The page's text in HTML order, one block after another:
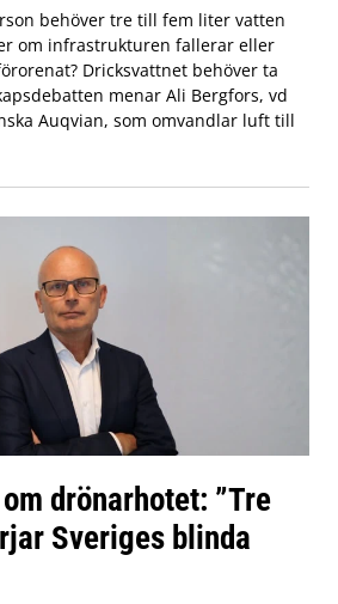
behöver tre till fem liter vatten
om infrastrukturen fallerar eller
Dricksvattnet behöver ta
menar Ali Bergfors, vd
Auqvian, som omvandlar luft till
drönarhotet: ”Tre
Sveriges blinda